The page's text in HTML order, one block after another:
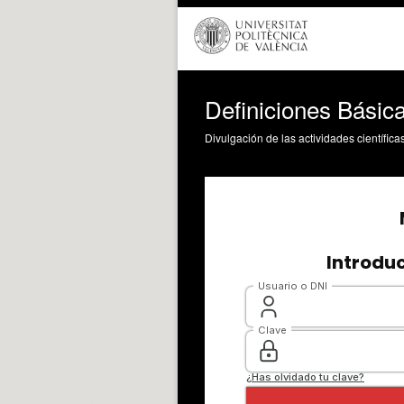
Definiciones
Divulgación de las actividades